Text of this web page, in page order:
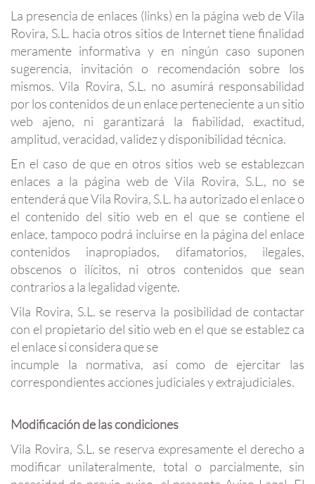
La presencia de enlaces (links) en la página web de Vila
Rovira, S.L. hacia otros sitios de Internet tiene finalidad
meramente informativa y en ningún caso suponen
sugerencia, invitación o recomendación sobre los
mismos. Vila Rovira, S.L. no asumirá responsabilidad
por los contenidos de un enlace perteneciente a un sitio
web ajeno, ni garantizará la fiabilidad, exactitud,
amplitud, veracidad, validez y disponibilidad técnica.
En el caso de que en otros sitios web se establezcan
enlaces a la página web de Vila Rovira, S.L., no se
entenderá que Vila Rovira, S.L. ha autorizado el enlace o
el contenido del sitio web en el que se contiene el
enlace, tampoco podrá incluirse en la página del enlace
contenidos inapropiados, difamatorios, ilegales,
obscenos o ilícitos, ni otros contenidos que sean
contrarios a la legalidad vigente.
Vila Rovira, S.L. se reserva la posibilidad de contactar
con el propietario del sitio web en el que se establez ca
el enlace si considera que se
incumple la normativa, así como de ejercitar las
correspondientes acciones judiciales y extrajudiciales.
Modificación de las condiciones
Vila Rovira, S.L. se reserva expresamente el derecho a
modificar unilateralmente, total o parcialmente, sin